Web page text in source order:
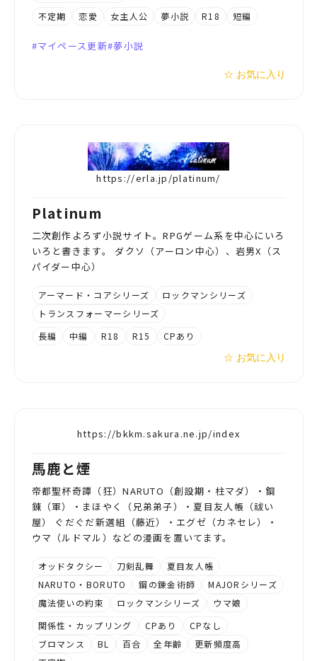
不定期
恋愛 女主人公 夢小説 R18 短編
マイペース更新 夢小説
☆ お気に入り
https://erla.jp/platinum/
Platinum
二次創作よろず小説サイト。RPGゲーム系を中心にいろ
いろと書きます。 ダクソ（アーロン中心）、岩男X（ス
パイダー中心）
アーマード・コアシリーズ
ロックマンシリーズ
トランスフォーマーシリーズ
長編
中編 R18 R15 CPあり
☆ お気に入り
https://bkkm.sakura.ne.jp/index
馬鹿と煙
帝都聖杯奇譚（狂）NARUTO（創設期・柱マダ）・鋼
錬（軍）・まほやく（兄弟弟子）・夏目友人帳（祓い
屋） ぐだぐだ新選組（藤近）・エグゼ（カネセレ）・
ウマ（ルドマル）などの漫画を置いてます。
オッドタクシー 刀剣乱舞
夏目友人帳
NARUTO・BORUTO
鋼の錬金術師
MAJORシリーズ
魔法使いの約束
ロックマンシリーズ
ウマ娘
関係性・カップリング
CPあり
CPなし
ブロマンス
BL 百合 全年齢
更新頻度高